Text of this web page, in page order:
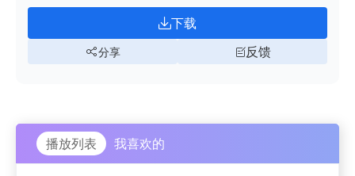
下载
分享 反馈
播放列表 我喜欢的